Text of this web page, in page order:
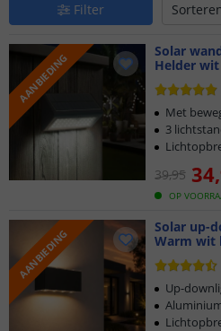
Bent u op zoek naar voordelige en
uw tuin? Hier vindt u onze
buitenverlichting! Van stijlvolle
staande lampen: alle solar
overzichtelijk op deze pagina.
Mis het niet– Bespaar vandaag
Hoge kortingen
op
Regelmatig wisselend aanbod
Slim besparenop energie én
Houd deze pagina in de gaten,
continu. Grijp uw kans en verlicht
beste solar ledverlichting!
Filter
AANBIEDING
Solar
Helder
OP
39,95 34,
Met
3
AANBIEDING
Solar up-
Warm wit
Up-